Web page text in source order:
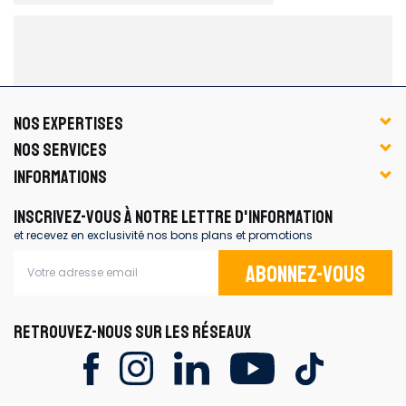
NOS EXPERTISES
NOS SERVICES
INFORMATIONS
INSCRIVEZ-VOUS À NOTRE LETTRE D'INFORMATION
et recevez en exclusivité nos bons plans et promotions
Abonnez-vous
RETROUVEZ-NOUS SUR LES RÉSEAUX